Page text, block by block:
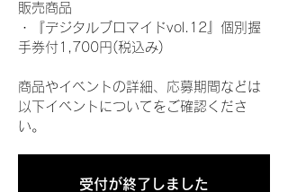
販売商品
・『デジタルブロマイドvol.12』個別握
手券付1,700円(税込み)
商品やイベントの詳細、応募期間などは
以下イベントについてをご確認くださ
い。
受付が終了しました